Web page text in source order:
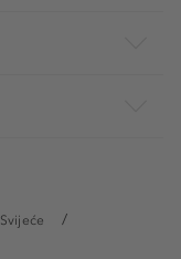
Svijeće